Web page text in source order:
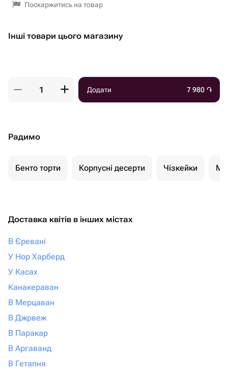
Поскаржитись на товар
Інші товари цього магазину
Додати 7 980 ֏
Радимо
Бенто торти Корпусні десерти Чізкейки
Доставка квітів в інших містах
В Єревані
У Нор Харберд
У Касах
Канакераван
В Мерцаван
В Джрвеж
В Паракар
В Аргаванд
В Гетапня